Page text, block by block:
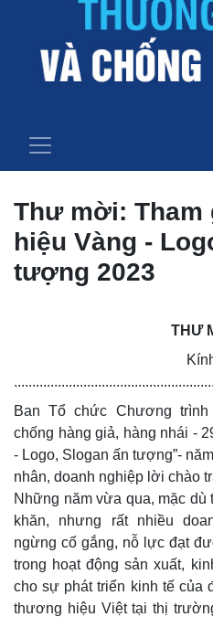
Thư mời: Tham
hiệu Vàng -
tượng 2023
THƯ
Kính
Ban Tổ chức Chương
chống hàng giả, hàng nhái -
- Logo, Slogan ấn tượng”-
nhân, doanh nghiệp lời chào
Những năm vừa qua, mặc
khăn, nhưng rất nhiều
ngừng cố gắng, nỗ lực đạt
trong hoạt động sản xuất,
cho sự phát triển kinh tế của
thương hiệu Việt tại thị